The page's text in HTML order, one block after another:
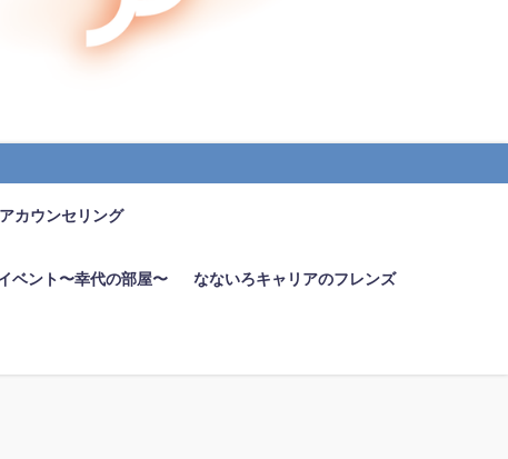
カウンセリング
ベント〜幸代の部屋〜 なないろキャリアのフレンズ